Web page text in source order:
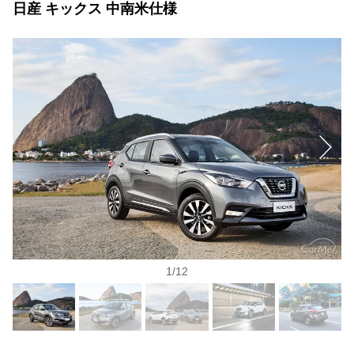
日産 キックス 中南米仕様
1/12